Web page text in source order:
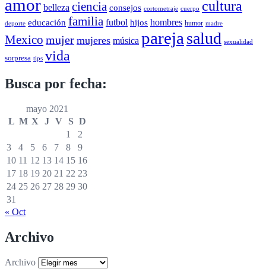
amor belleza ciencia consejos cortometraje cuerpo cultura
deporte educación familia futbol hijos hombres humor madre
Mexico mujer mujeres música pareja salud sexualidad
sorpresa tips vida
Busca por fecha:
mayo 2021
L M X J V S D
1
2
3
4 5 6 7 8
9
10 11 12 13 14 15 16
17 18 19 20 21 22 23
24 25 26 27 28 29 30
31
« Oct
Archivo
Archivo